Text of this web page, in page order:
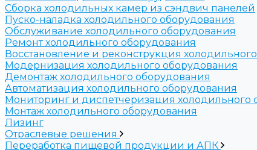
Cборка холодильных камер из сэндвич панелей
Пуско-наладка холодильного оборудования
Обслуживание холодильного оборудования
Ремонт холодильного оборудования
Восстановление и реконструкция
Модернизация холодильного оборудования
Демонтаж холодильного оборудования
Автоматизация холодильного оборудования
Мониторинг и диспетчеризация холодильного
Монтаж холодильного оборудования
Лизинг
Отраслевые решения
Переработка пищевой продукции и АПК